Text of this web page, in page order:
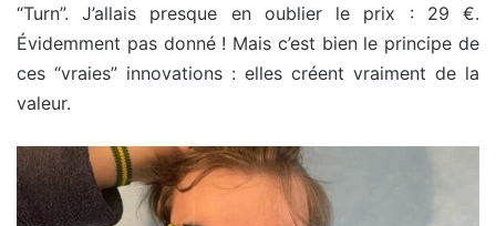
“Turn”. J’allais presque en oublier le prix : 29 €.
Évidemment pas donné ! Mais c’est bien le principe de
ces “vraies” innovations : elles créent vraiment de la
valeur.